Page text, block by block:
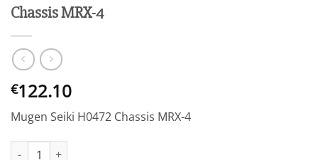
Chassis MRX-4
€122.10
Mugen Seiki H0472 Chassis MRX-4
Chassis MRX-4 aantal